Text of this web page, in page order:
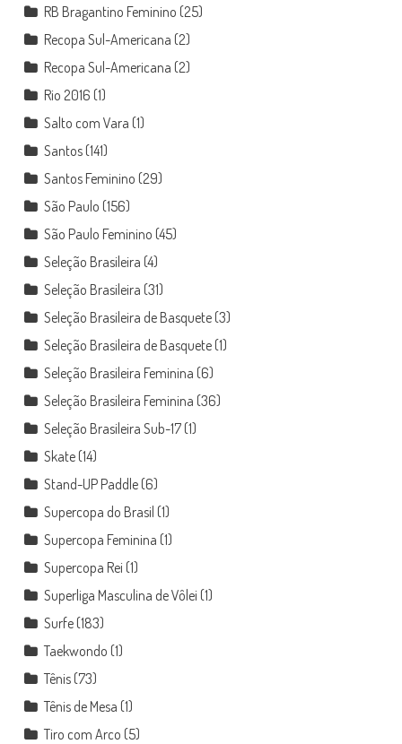
RB Bragantino Feminino (25)
Recopa Sul-Americana (2)
Recopa Sul-Americana (2)
Rio 2016 (1)
Salto com Vara (1)
Santos(141)
Santos Feminino (29)
São Paulo (156)
São Paulo Feminino (45)
Seleção Brasileira (4)
Seleção Brasileira (31)
Seleção Brasileira de Basquete(3)
Seleção Brasileira de Basquete(1)
Seleção Brasileira Feminina (6)
Seleção Brasileira Feminina (36)
Seleção Brasileira Sub-17(1)
Skate(14)
Stand-UP Paddle(6)
Supercopa do Brasil (1)
Supercopa Feminina (1)
Supercopa Rei (1)
Superliga Masculina de Vôlei (1)
Surfe(183)
Taekwondo (1)
Tênis(73)
Tênis de Mesa (1)
Tiro com Arco (5)